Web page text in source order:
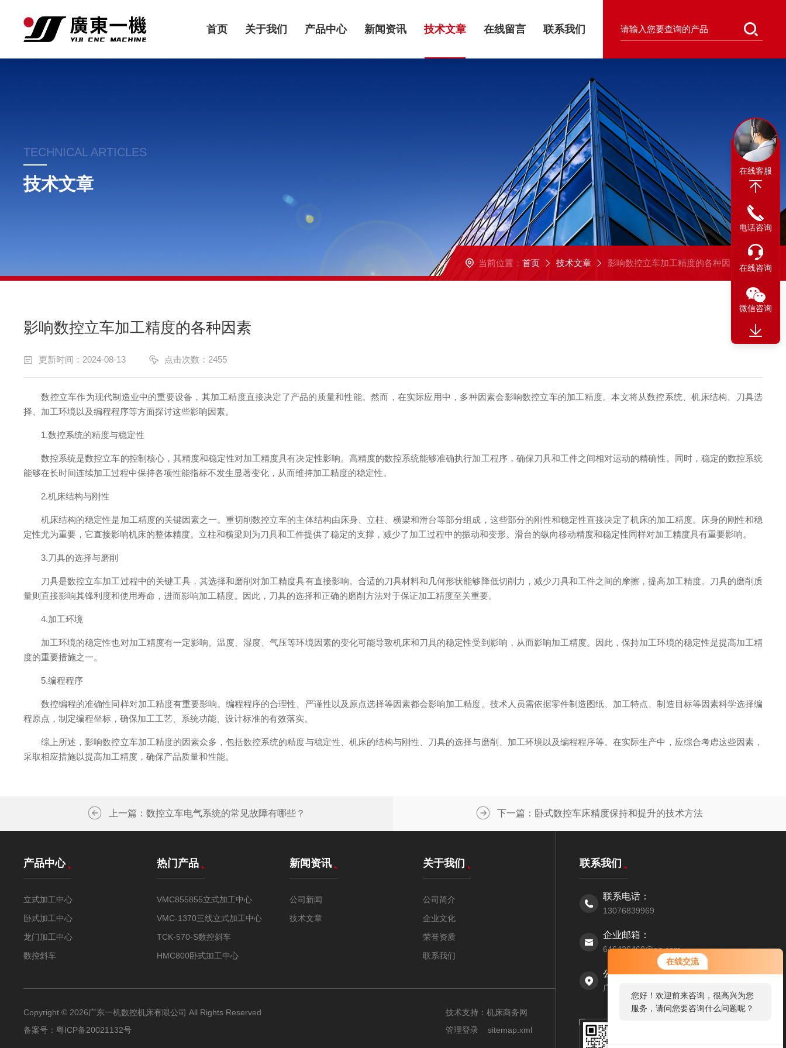
在线交流
您好！欢迎前来咨询，很高兴为您
服务，请问您要咨询什么问题呢？
首页 关于我们 产品中心 新闻资讯 技术文章 在线留言 联系我们
TECHNICAL ARTICLES
技术文章
当前位置： 首页 技术文章 影响数控立车加工精度的各种因素
影响数控立车加工精度的各种因素
更新时间：2024-08-13 点击次数：2455
数控立车作为现代制造业中的重要设备，其加工精度直接决定了产品的质量和性能。然而，在实际应用中，多种因素会影响数控立车的加工精度。本文将从数控系统、机床结构、刀具选
择、加工环境以及编程程序等方面探讨这些影响因素。
1.数控系统的精度与稳定性
数控系统是数控立车的控制核心，其精度和稳定性对加工精度具有决定性影响。高精度的数控系统能够准确执行加工程序，确保刀具和工件之间相对运动的精确性。同时，稳定的数控系统
能够在长时间连续加工过程中保持各项性能指标不发生显著变化，从而维持加工精度的稳定性。
2.机床结构与刚性
机床结构的稳定性是加工精度的关键因素之一。重切削数控立车的主体结构由床身、立柱、横梁和滑台等部分组成，这些部分的刚性和稳定性直接决定了机床的加工精度。床身的刚性和稳
定性尤为重要，它直接影响机床的整体精度。立柱和横梁则为刀具和工件提供了稳定的支撑，减少了加工过程中的振动和变形。滑台的纵向移动精度和稳定性同样对加工精度具有重要影响。
3.刀具的选择与磨削
刀具是数控立车加工过程中的关键工具，其选择和磨削对加工精度具有直接影响。合适的刀具材料和几何形状能够降低切削力，减少刀具和工件之间的摩擦，提高加工精度。刀具的磨削质
量则直接影响其锋利度和使用寿命，进而影响加工精度。因此，刀具的选择和正确的磨削方法对于保证加工精度至关重要。
4.加工环境
加工环境的稳定性也对加工精度有一定影响。温度、湿度、气压等环境因素的变化可能导致机床和刀具的稳定性受到影响，从而影响加工精度。因此，保持加工环境的稳定性是提高加工精
度的重要措施之一。
5.编程程序
数控编程的准确性同样对加工精度有重要影响。编程程序的合理性、严谨性以及原点选择等因素都会影响加工精度。技术人员需依据零件制造图纸、加工特点、制造目标等因素科学选择编
程原点，制定编程坐标，确保加工工艺、系统功能、设计标准的有效落实。
综上所述，影响数控立车加工精度的因素众多，包括数控系统的精度与稳定性、机床的结构与刚性、刀具的选择与磨削、加工环境以及编程程序等。在实际生产中，应综合考虑这些因素，
采取相应措施以提高加工精度，确保产品质量和性能。
上一篇： 数控立车电气系统的常见故障有哪些？ 下一篇： 卧式数控车床精度保持和提升的技术方法
联系我们
联系电话：
13076839969
企业邮箱：
646426460@qq.com
公司地址：
广东省广州市白云工业园区
产品中心
立式加工中心
卧式加工中心
龙门加工中心
数控斜车
热门产品
VMC855855立式加工中心
VMC-1370三线立式加工中心
TCK-570-S数控斜车
HMC800卧式加工中心
新闻资讯
公司新闻
技术文章
关于我们
公司简介
企业文化
荣誉资质
联系我们
Copyright © 2026广东一机数控机床有限公司 All Rights Reserved
备案号： 粤ICP备20021132号
技术支持：机床商务网
管理登录
sitemap.xml
在线客服
电话咨询
在线咨询
微信咨询